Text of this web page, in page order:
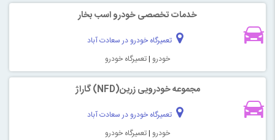
خدمات تخصصی خودرو اسب بخار
تعمیرگاه خودرو در سعادت آباد
خودرو |تعمیرگاه خودرو
مجموعه خودرویی زرین(NFD) گاراژ
تعمیرگاه خودرو در سعادت آباد
خودرو |تعمیرگاه خودرو